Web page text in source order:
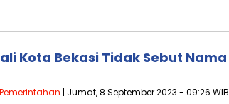
Kota Bekasi Tidak Sebut Nama
Pemerintahan | Jumat, 8 September 2023 - 09:26 WIB